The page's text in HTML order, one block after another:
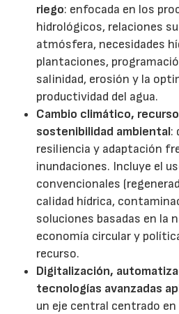
riego: enfocada en los
hidrológicos, relaciones
atmósfera, necesidades
plantaciones,
salinidad, erosión y la
productividad del agua.
Cambio climático,
sostenibilidad ambiental:
resiliencia y adaptación
inundaciones. Incluye el
convencionales
calidad hídrica,
soluciones basadas en la
economía circular y
recurso.
Digitalización,
tecnologías avanzadas
un eje central centrado en